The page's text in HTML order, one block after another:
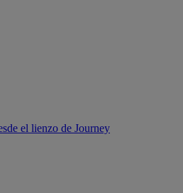
el lienzo de Journey